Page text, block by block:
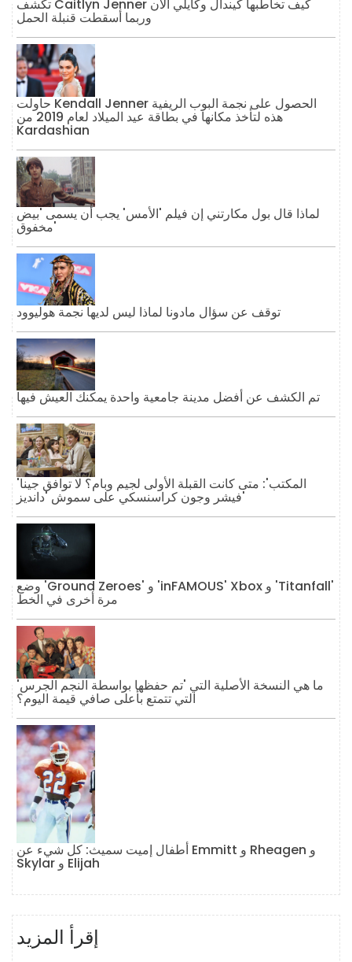
تكشف Caitlyn Jenner كيف تخاطبها كيندال وكايلي الآن
وربما أسقطت قنبلة الحمل
حاولت Kendall Jenner الحصول على نجمة البوب ​​الريفية
هذه لتأخذ مكانها في بطاقة عيد الميلاد لعام 2019 من
Kardashian
لماذا قال بول مكارتني إن فيلم 'الأمس' يجب أن يسمى 'بيض
مخفوق'
توقف عن سؤال مادونا لماذا ليس لديها نجمة هوليوود
تم الكشف عن أفضل مدينة جامعية واحدة يمكنك العيش فيها
'المكتب': متى كانت القبلة الأولى لجيم وبام؟ لا توافق جينا
فيشر وجون كراسنسكي على سموش 'دانديز'
وضع 'Ground Zeroes' و 'inFAMOUS' Xbox و 'Titanfall'
مرة أخرى في الخط
ما هي النسخة الأصلية التي 'تم حفظها بواسطة النجم الجرس'
التي تتمتع بأعلى صافي قيمة اليوم؟
أطفال إميت سميث: كل شيء عن Emmitt و Rheagen و
Skylar و Elijah
إقرأ المزيد